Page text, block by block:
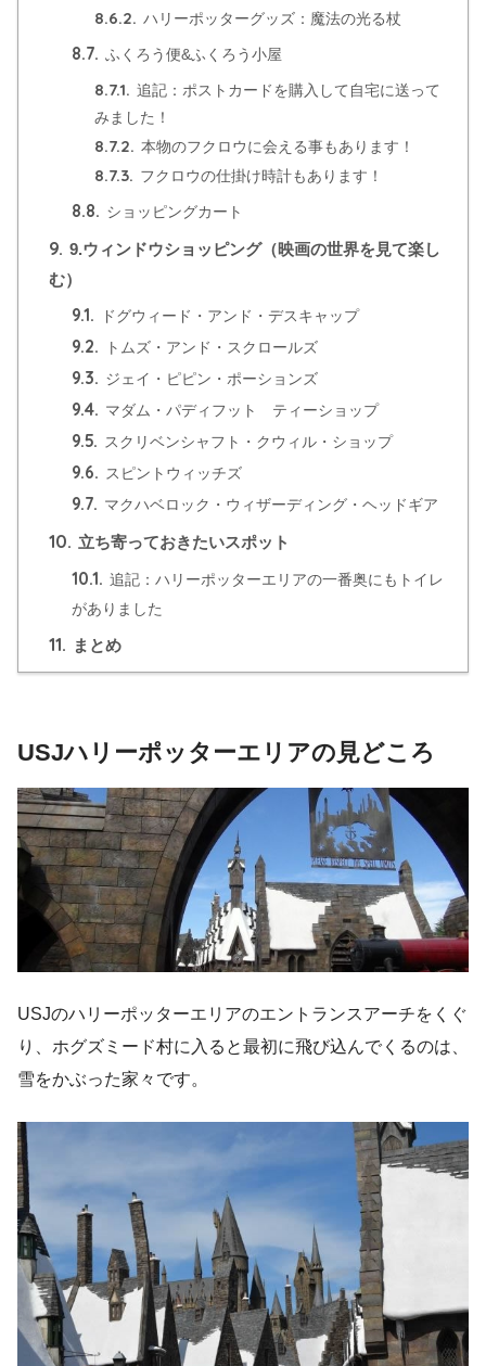
8.6.2. ハリーポッターグッズ：魔法の光る杖
8.7. ふくろう便&ふくろう小屋
8.7.1. 追記：ポストカードを購入して自宅に送って
みました！
8.7.2. 本物のフクロウに会える事もあります！
8.7.3. フクロウの仕掛け時計もあります！
8.8. ショッピングカート
9. 9.ウィンドウショッピング（映画の世界を見て楽し
む）
9.1. ドグウィード・アンド・デスキャップ
9.2. トムズ・アンド・スクロールズ
9.3. ジェイ・ピピン・ポーションズ
9.4. マダム・パディフット ティーショップ
9.5. スクリベンシャフト・クウィル・ショップ
9.6. スピントウィッチズ
9.7. マクハベロック・ウィザーディング・ヘッドギア
10. 立ち寄っておきたいスポット
10.1. 追記：ハリーポッターエリアの一番奥にもトイレ
がありました
11. まとめ
USJハリーポッターエリアの見どころ
USJのハリーポッターエリアのエントランスアーチをくぐ
り、ホグズミード村に入ると最初に飛び込んでくるのは、
雪をかぶった家々です。